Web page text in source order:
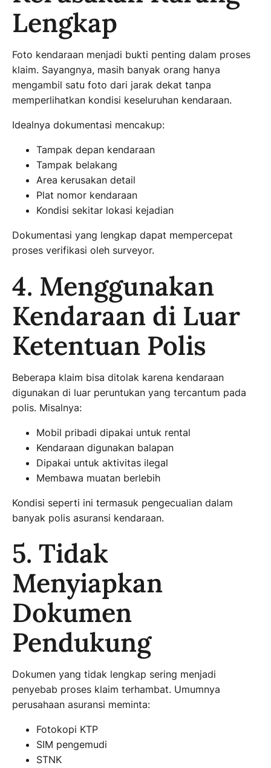
Lengkap
Foto kendaraan menjadi bukti penting dalam proses
klaim. Sayangnya, masih banyak orang hanya
mengambil satu foto dari jarak dekat tanpa
memperlihatkan kondisi keseluruhan kendaraan.
Idealnya dokumentasi mencakup:
Tampak depan kendaraan
Tampak belakang
Area kerusakan detail
Plat nomor kendaraan
Kondisi sekitar lokasi kejadian
Dokumentasi yang lengkap dapat mempercepat
proses verifikasi oleh surveyor.
4. Menggunakan
Kendaraan di Luar
Ketentuan Polis
Beberapa klaim bisa ditolak karena kendaraan
digunakan di luar peruntukan yang tercantum pada
polis. Misalnya:
Mobil pribadi dipakai untuk rental
Kendaraan digunakan balapan
Dipakai untuk aktivitas ilegal
Membawa muatan berlebih
Kondisi seperti ini termasuk pengecualian dalam
banyak polis asuransi kendaraan.
5. Tidak
Menyiapkan
Dokumen
Pendukung
Dokumen yang tidak lengkap sering menjadi
penyebab proses klaim terhambat. Umumnya
perusahaan asuransi meminta:
Fotokopi KTP
SIM pengemudi
STNK